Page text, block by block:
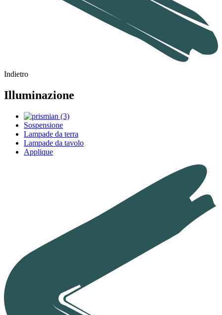
Indietro
Illuminazione
Sospensione
Lampade da terra
Lampade da tavolo
Applique